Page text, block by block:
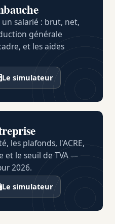
salarié : brut, net,
générale
et les aides
Le simulateur
les plafonds, l'ACRE,
et le seuil de TVA —
2026.
Le simulateur